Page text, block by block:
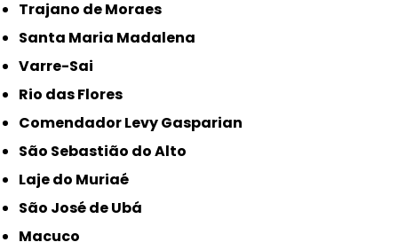
Trajano de Moraes
Santa Maria Madalena
Varre-Sai
Rio das Flores
Comendador Levy Gasparian
São Sebastião do Alto
Laje do Muriaé
São José de Ubá
Macuco